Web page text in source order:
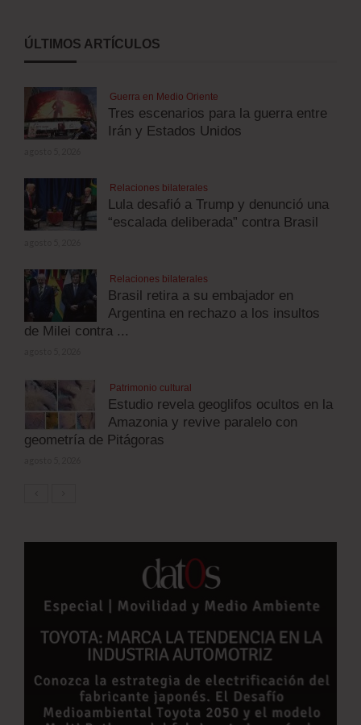
ÚLTIMOS ARTÍCULOS
Guerra en Medio Oriente
Tres escenarios para la guerra entre
Irán y Estados Unidos
Relaciones bilaterales
Lula desafió a Trump y denunció una
“escalada deliberada” contra Brasil
Relaciones bilaterales
Brasil retira a su embajador en
Argentina en rechazo a los insultos
de Milei contra ...
Patrimonio cultural
Estudio revela geoglifos ocultos en la
Amazonia y revive paralelo con
geometría de Pitágoras